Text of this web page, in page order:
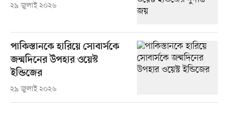
২৯ জুলাই ২০২৬
পাকিস্তানকে হারিয়ে সোবার্সকে
জন্মদিনের উপহার ওয়েস্ট
ইন্ডিজের
২৯ জুলাই ২০২৬